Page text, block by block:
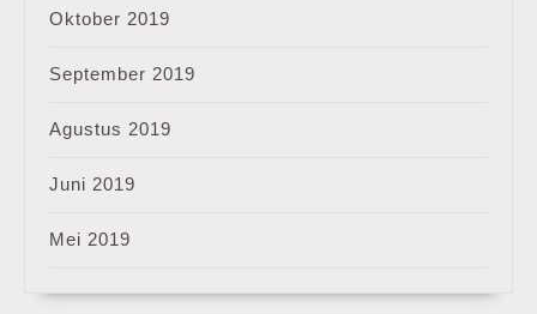
Oktober 2019
September 2019
Agustus 2019
Juni 2019
Mei 2019